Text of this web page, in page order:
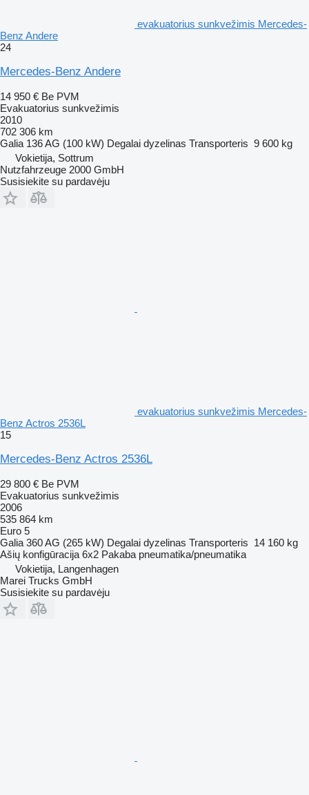
evakuatorius sunkvežimis Mercedes-
Benz Andere
24
Mercedes-Benz Andere
14 950 € Be PVM
Evakuatorius sunkvežimis
2010
702 306 km
Galia 136 AG (100 kW) Degalai dyzelinas Transporteris 9 600 kg
Vokietija, Sottrum
Nutzfahrzeuge 2000 GmbH
Susisiekite su pardavėju
evakuatorius sunkvežimis Mercedes-
Benz Actros 2536L
15
Mercedes-Benz Actros 2536L
29 800 € Be PVM
Evakuatorius sunkvežimis
2006
535 864 km
Euro 5
Galia 360 AG (265 kW) Degalai dyzelinas Transporteris 14 160 kg
Ašių konfigūracija 6x2 Pakaba pneumatika/pneumatika
Vokietija, Langenhagen
Marei Trucks GmbH
Susisiekite su pardavėju